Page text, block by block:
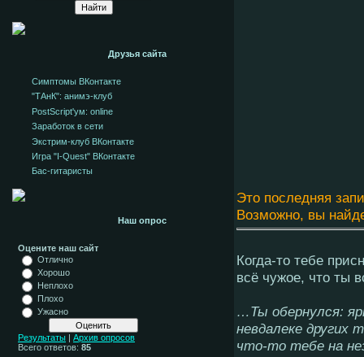
Друзья сайта
Симптомы ВКонтакте
"ТАнК": анимэ-клуб
PostScript'ум: online
Заработок в сети
Экстрим-клуб ВКонтакте
Игра "I-Quest" ВКонтакте
Бас-гитаристы
Наш опрос
Оцените наш сайт
Отлично
Хорошо
Неплохо
Плохо
Ужасно
Результаты | Архив опросов
Всего ответов: 85
Это последняя
Возможно, вы
Когда-то тебе
всё чужое, что ты
…Ты обернулся:
невдалеке других
что-то тебе на